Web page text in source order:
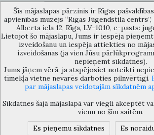
The Anti-Bureaucracy Centre of the Riga City
67012031, e-mail: bac@riga.lv) performs functions
the Municipality of Riga, providing necessary
confidentiality to a person who informs about
interest or other corrupt deals of officials in the
subordinate bodies.
Šīs mājaslapas pārzinis ir Rīgas
apvienības muzejs “Rīgas Jūgendstila
Alberta iela 12, Rīga, LV-1010, e-pasts:
Lietojot šo mājaslapu, Jums ir iespēja
izveidošanu un iespēja attiekties no
izveidošanas (ja vien Jūsu
nepieņemt sīkdatnes).
Jums jāņem vērā, ja atspējosiet noteikti
tīmekļa vietne nevarēs darboties pilnvērtīgi.
par mājaslapas veidotajām sīkdatnēm
Sīkdatnes šajā mājaslapā var viegli akceptēt
vienu no šīm saitēm.
Es pieņemu sīkdatnes
Es